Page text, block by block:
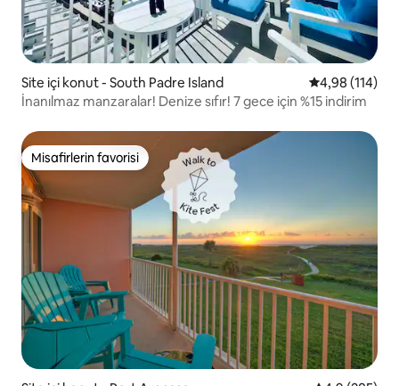
Site içi konut - South Padre Island 5 üzerinden
4,98 (114)
İnanılmaz manzaralar! Denize sıfır! 7 gece için %15 indirim
Misafirlerin favorisi
Misafirlerin favorisi